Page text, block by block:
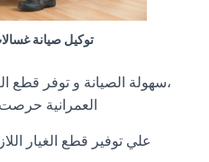
توكيل صيانة
،سهولة الصيانة و توفر قطع
العمرانية
علي توفير قطع الغيار